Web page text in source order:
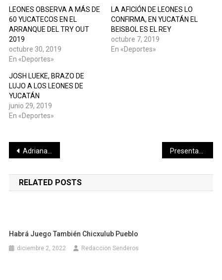
LEONES OBSERVA A MÁS DE
60 YUCATECOS EN EL
ARRANQUE DEL TRY OUT
2019
octubre 30, 2019
En «Deportes»
LA AFICIÓN DE LEONES LO
CONFIRMA, EN YUCATÁN EL
BEISBOL ES EL REY
octubre 7, 2019
En «Deportes»
JOSH LUEKE, BRAZO DE
LUJO A LOS LEONES DE
YUCATÁN
junio 29, 2019
En «Deportes»
Navegación
de
entradas
Adriana Te Responde…
RELATED POSTS
Habrá Juego También Chicxulub Pueblo
diciembre 2, 2022 Redaccion Senderos